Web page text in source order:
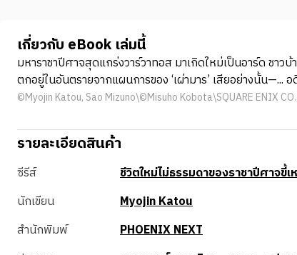
เกี่ยวกับ eBook เล่มนี้
มหาราชาปีศาจสุดแกร่งวาร์วาทอส มาเกิดใหม่เป็นอาร์ด ชา
ตกอยู่ในอันตรายจากแผนการของ ‘เผ่ามาร’ เสียอย่างนั้น
©Myojin Katou, Sao Mizuno\©Misuho Kobota\SQUARE ENIX
รายละเอียดสินค้า
ซีรีส์
ชีวิตใหม่ไม่ธรรมดาของราชาปีศาจขี้
นักเขียน
Myojin Katou
สำนักพิมพ์
PHOENIX NEXT